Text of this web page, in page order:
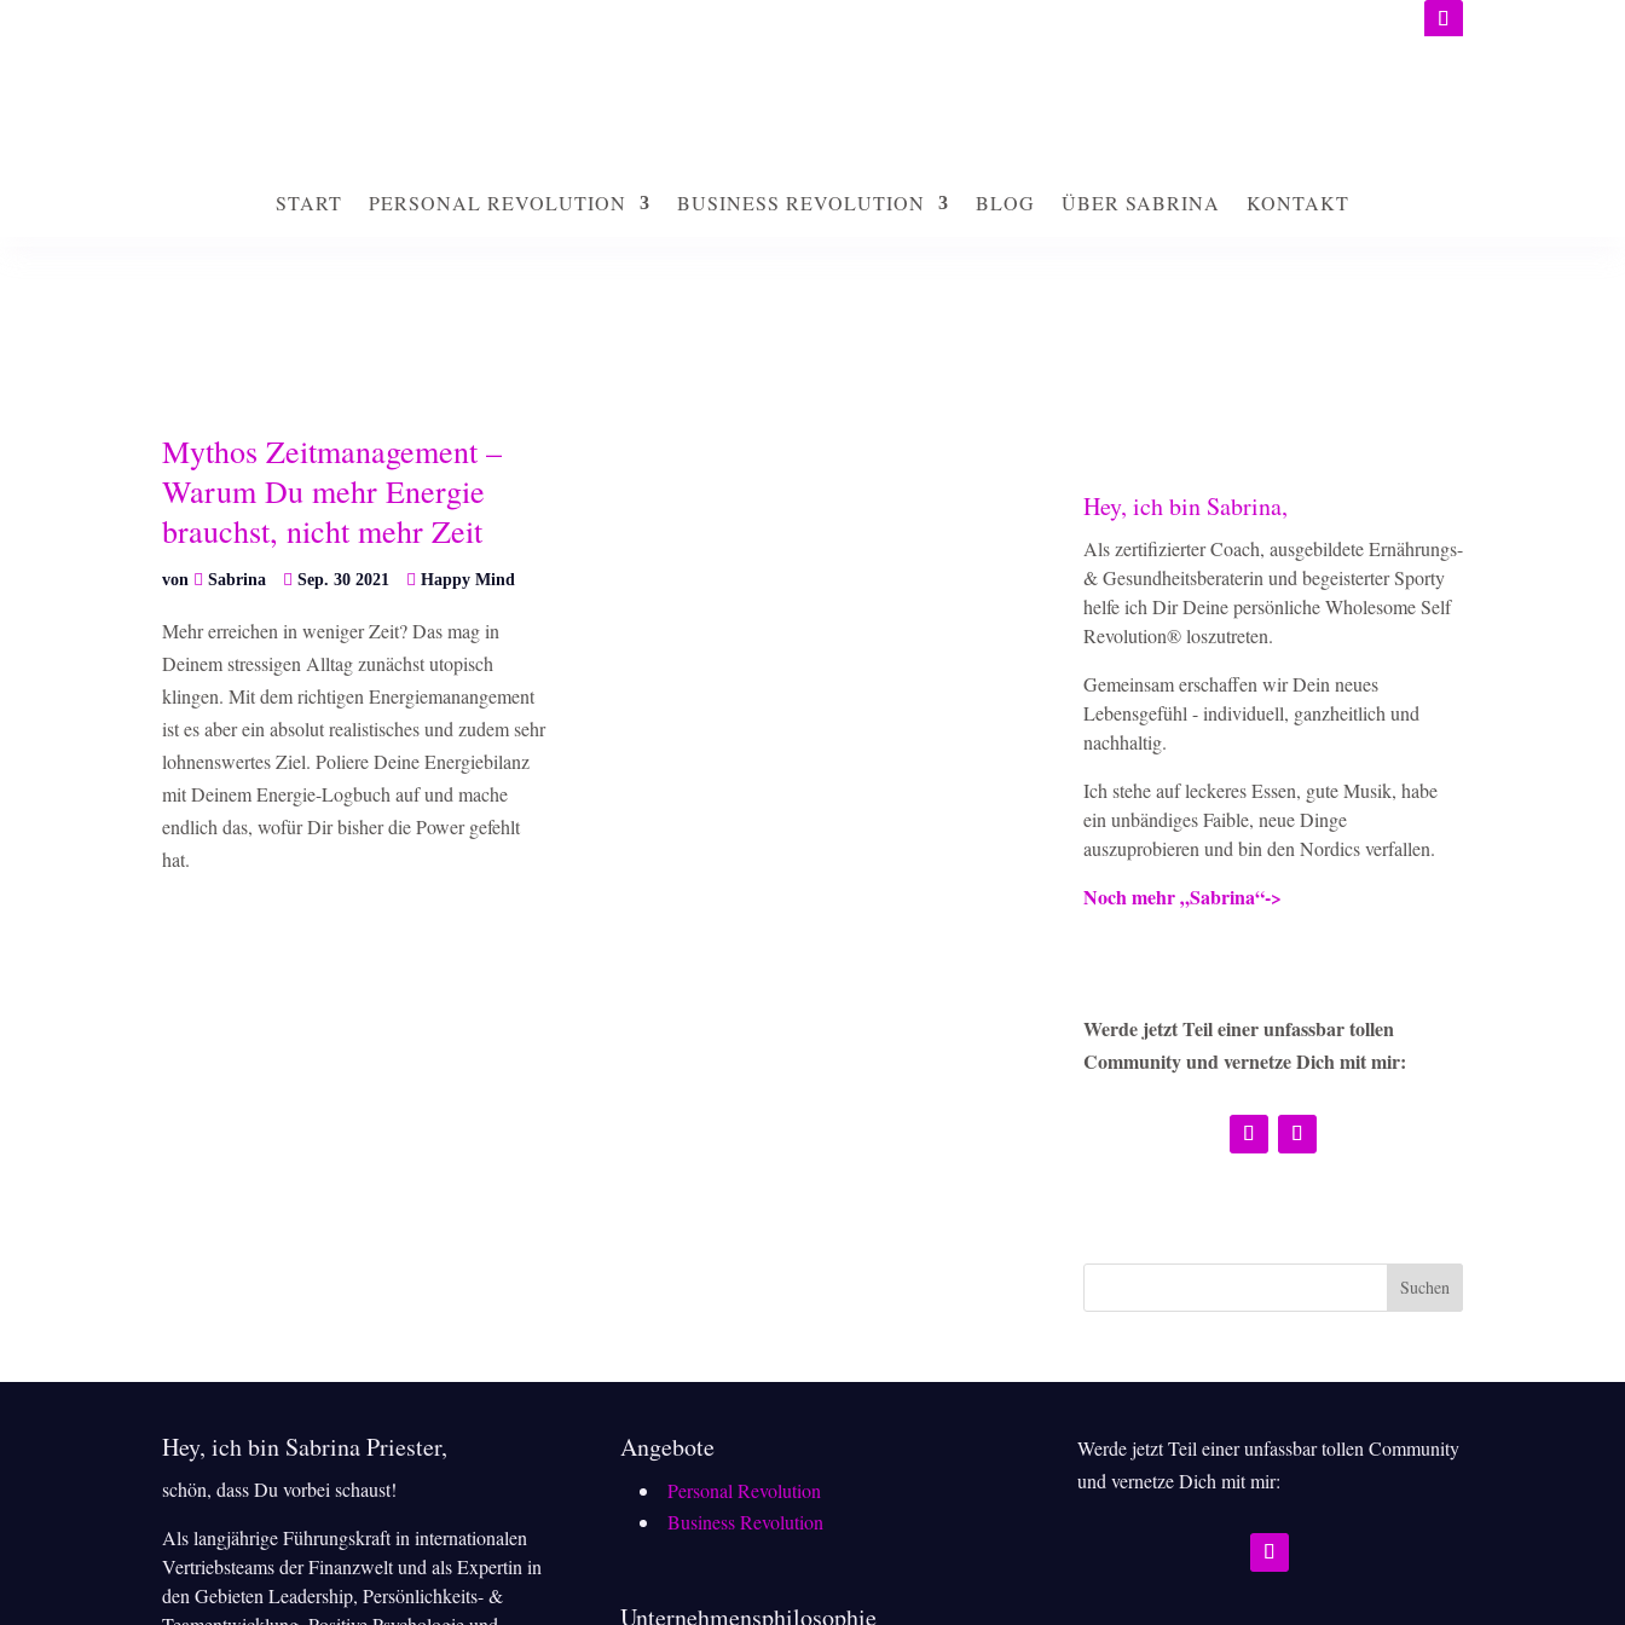
START PERSONAL REVOLUTION BUSINESS REVOLUTION BLOG ÜBER SABRINA KONTAKT
START PERSONAL REVOLUTION BUSINESS REVOLUTION BLOG ÜBER SABRINA KONTAKT
Mythos Zeitmanagement –
Warum Du mehr Energie
brauchst, nicht mehr Zeit
von Sabrina Sep. 30 2021 Happy Mind
Mehr erreichen in weniger Zeit? Das mag in
Deinem stressigen Alltag zunächst utopisch
klingen. Mit dem richtigen Energiemanangement
ist es aber ein absolut realistisches und zudem sehr
lohnenswertes Ziel. Poliere Deine Energiebilanz
mit Deinem Energie-Logbuch auf und mache
endlich das, wofür Dir bisher die Power gefehlt
hat.
Hey, ich bin Sabrina,
Als zertifizierter Coach, ausgebildete Ernährungs-
& Gesundheitsberaterin und begeisterter Sporty
helfe ich Dir Deine persönliche Wholesome Self
Revolution® loszutreten.
Gemeinsam erschaffen wir Dein neues
Lebensgefühl - individuell, ganzheitlich und
nachhaltig.
Ich stehe auf leckeres Essen, gute Musik, habe
ein unbändiges Faible, neue Dinge
auszuprobieren und bin den Nordics verfallen.
Noch mehr „Sabrina“->
Werde jetzt Teil einer unfassbar tollen
Community und vernetze Dich mit mir:
Hey, ich bin Sabrina Priester,
schön, dass Du vorbei schaust!
Als langjährige Führungskraft in internationalen
Vertriebsteams der Finanzwelt und als Expertin in
den Gebieten Leadership, Persönlichkeits- &
Angebote
Personal Revolution
Business Revolution
Unternehmensphilosophie
Werde jetzt Teil einer unfassbar tollen Community
und vernetze Dich mit mir: